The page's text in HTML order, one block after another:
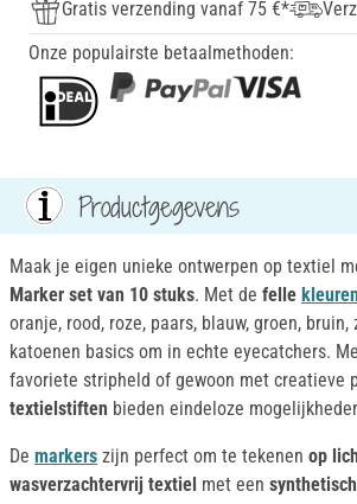
Gratis verzending vanaf 75 €*
Onze populairste betaalmethoden:
Productgegevens
Maak je eigen unieke ontwerpen op textiel
Marker set van 10 stuks. Met de felle kleuren
oranje, rood, roze, paars, blauw, groen,
katoenen basics om in echte eyecatchers.
favoriete stripheld of gewoon met creatieve
textielstiften bieden eindeloze
De markers zijn perfect om te tekenen op
wasverzachtervrij textiel met een